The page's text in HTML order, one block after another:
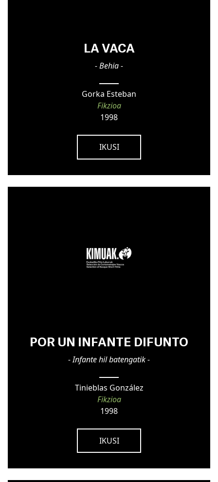
LA VACA
- Behia -
Gorka Esteban
Fikzioa
1998
IKUSI
POR UN INFANTE DIFUNTO
- Infante hil batengatik -
Tinieblas González
Fikzioa
1998
IKUSI